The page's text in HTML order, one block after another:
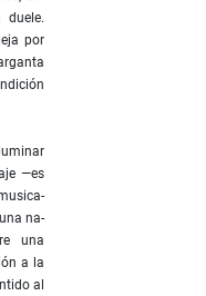
por
—es
una na­
una
a la
al